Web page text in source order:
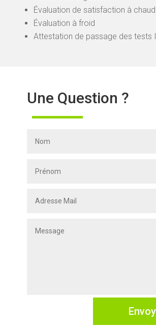
Évaluation de satisfaction à chaud
Évaluation à froid
Attestation de passage des tests
Une Question ?